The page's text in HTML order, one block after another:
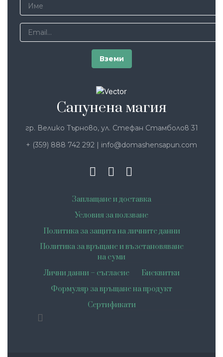
Сапунена магия
гр. Велико Търново, ул. Стефан Стамболов 31
+ (359) 888 742 292 | info@domashensapun.com
Заплащане и доставка
Условия за ползване
Политика за защита на личните данни
Политика за връщане и възстановяване
на суми
Лични данни – съгласие
Бисквитки
Формуляр за връщане на продукт
Сертификати